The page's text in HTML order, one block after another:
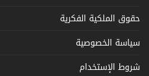
حقوق الملكية الفكرية
سياسة الخصوصية
شروط الإستخدام